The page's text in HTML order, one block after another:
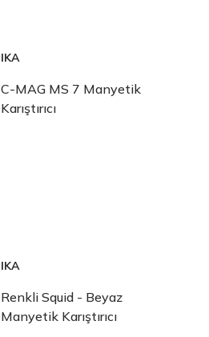
IKA
C-MAG MS 7 Manyetik
Karıştırıcı
IKA
Renkli Squid - Beyaz
Manyetik Karıştırıcı